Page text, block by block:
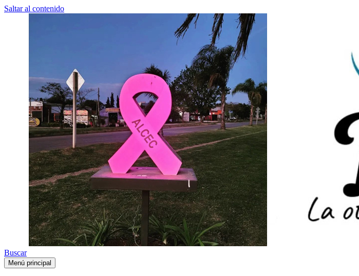
Saltar al contenido
Buscar
Menú principal